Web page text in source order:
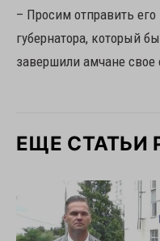
– Просим отправить его
губернатора, который
завершили амчане свое
ЕЩЕ СТАТЬИ